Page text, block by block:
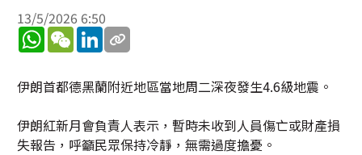
13/5/2026 6:50
WhatsApp
WeChatLinkedIn
伊朗首都德黑蘭附近地區當地周二深夜發生4.6級地震。
伊朗紅新月會負責人表示，暫時未收到人員傷亡或財產損
失報告，呼籲民眾保持冷靜，無需過度擔憂。